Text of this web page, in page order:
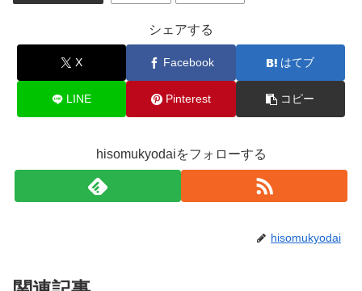
シェアする
X Facebook はてブ
LINE Pinterest コピー
hisomukyodaiをフォローする
hisomukyodai